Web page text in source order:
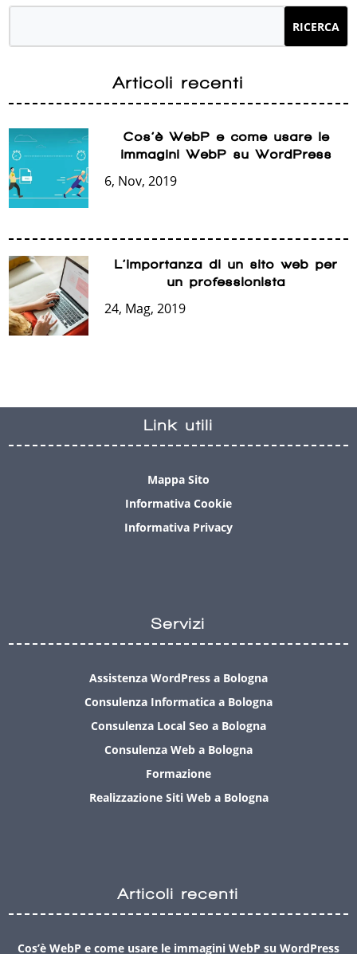
Articoli recenti
Cos’è WebP e come usare le
immagini WebP su WordPress
6, Nov, 2019
L’importanza di un sito web per
un professionista
24, Mag, 2019
Link utili
Mappa Sito
Informativa Cookie
Informativa Privacy
Servizi
Assistenza WordPress a Bologna
Consulenza Informatica a Bologna
Consulenza Local Seo a Bologna
Consulenza Web a Bologna
Formazione
Realizzazione Siti Web a Bologna
Articoli recenti
Cos’è WebP e come usare le immagini WebP su WordPress